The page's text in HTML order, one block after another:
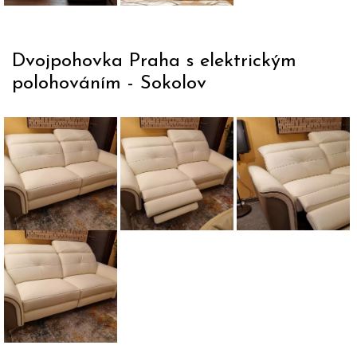
Dvojpohovka Praha s elektrickým
polohováním - Sokolov
Sedačka
Praha v
krémové
a hnědé
kůži.
Sedačka
Praha s
otevřeným
polohováním
Detail
područky
sedačky
Praha
Kožená
sedací
souprava
Praha -